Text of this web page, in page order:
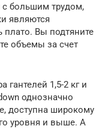
с большим трудом,
являются
Вы подтяните
объемы за счет
гантелей 1,5-2 кг и
однозначно
доступна широкому
уровня и выше. А